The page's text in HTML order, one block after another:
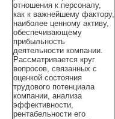
отношения к персоналу,
как к важнейшему фактору,
наиболее ценному активу,
обеспечивающему
прибыльность
деятельности компании.
Рассматривается круг
вопросов, связанных с
оценкой состояния
трудового потенциала
компании, анализа
эффективности,
рентабельности его